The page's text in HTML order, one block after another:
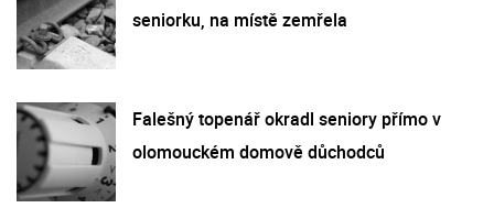
seniorku, na místě zemřela
Falešný topenář okradl seniory přímo v
olomouckém domově důchodců